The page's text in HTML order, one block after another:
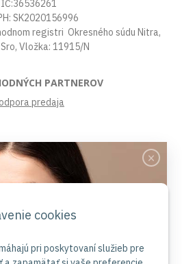
cookies
pri poskytovaní služieb pre
IČ:36536261
SK2020156996
registri Okresného súdu Nitra,
Vložka: 11915/N
PARTNEROV
predaja
O NÁKUPE
podmienky
a poštovné
osobných údajov
Certifikáty